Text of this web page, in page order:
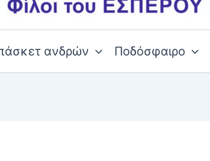
ανδρών Ποδόσφαιρο